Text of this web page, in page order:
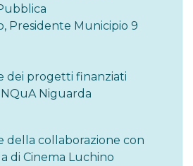
Presidente Municipio 9
dei progetti finanziati
Niguarda
della collaborazione con
di Cinema Luchino